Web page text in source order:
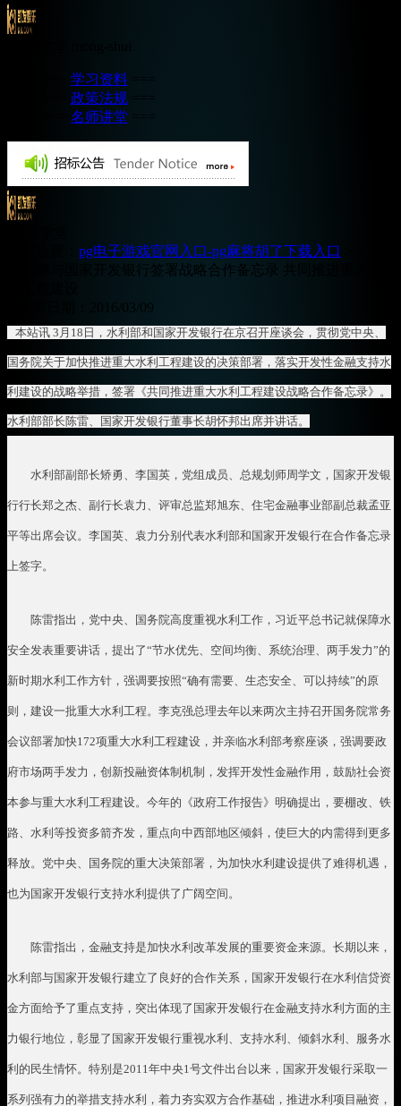
学习资料
政策法规
名师讲堂
pg电子游戏官网入口-pg麻将胡了下载入口
水利部与国家开发银行签署战略合作备忘录 共同推进重大水
发布日期：2016/03/09
本站讯 3 月 18 日，水利部和国家开发银行在京召开座谈会，贯彻党中央、
国务院关于加快推进重大水利工程建设的决策部署，落实开发性金融支持水
利建设的战略举措，签署《共同推进重大水利工程建设战略合作备忘录》。
水利部部长陈雷、国家开发银行董事长胡怀邦出席并讲话。
水利部副部长矫勇、李国英，党组成员、总规划师周学文，国家开发银
行行长郑之杰、副行长袁力、评审总监郑旭东、住宅金融事业部副总裁孟亚
平等出席会议。李国英、袁力分别代表水利部和国家开发银行在合作备忘录
上签字。
陈雷指出，党中央、国务院高度重视水利工作，习近平总书记就保障水
安全发表重要讲话，提出了“节水优先、空间均衡、系统治理、两手发力”的
新时期水利工作方针，强调要按照“确有需要、生态安全、可以持续”的原
则，建设一批重大水利工程。李克强总理去年以来两次主持召开国务院常务
会议部署加快172项重大水利工程建设，并亲临水利部考察座谈，强调要政
府市场两手发力，创新投融资体制机制，发挥开发性金融作用，鼓励社会资
本参与重大水利工程建设。今年的《政府工作报告》明确提出，要棚改、铁
路、水利等投资多箭齐发，重点向中西部地区倾斜，使巨大的内需得到更多
释放。党中央、国务院的重大决策部署，为加快水利建设提供了难得机遇，
也为国家开发银行支持水利提供了广阔空间。
陈雷指出，金融支持是加快水利改革发展的重要资金来源。长期以来，
水利部与国家开发银行建立了良好的合作关系，国家开发银行在水利信贷资
金方面给予了重点支持，突出体现了国家开发银行在金融支持水利方面的主
力银行地位，彰显了国家开发银行重视水利、支持水利、倾斜水利、服务水
利的民生情怀。特别是2011 年中央1 号文件出台以来，国家开发银行采取一
系列强有力的举措支持水利，着力夯实双方合作基础，推进水利项目融资，